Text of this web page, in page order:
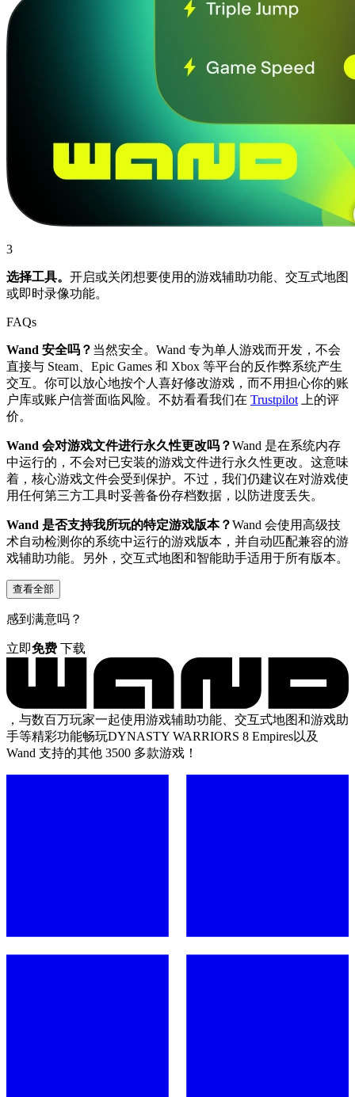
3
选择工具。 开启或关闭想要使用的游戏辅助功能、交互式地图
或即时录像功能。
FAQs
Wand 安全吗？ 当然安全。Wand 专为单人游戏而开发，不会
直接与 Steam、Epic Games 和 Xbox 等平台的反作弊系统产生
交互。你可以放心地按个人喜好修改游戏，而不用担心你的账
户库或账户信誉面临风险。不妨看看我们在 Trustpilot 上的评
价。
Wand 会对游戏文件进行永久性更改吗？Wand 是在系统内存
中运行的，不会对已安装的游戏文件进行永久性更改。这意味
着，核心游戏文件会受到保护。不过，我们仍建议在对游戏使
用任何第三方工具时妥善备份存档数据，以防进度丢失。
Wand 是否支持我所玩的特定游戏版本？Wand 会使用高级技
术自动检测你的系统中运行的游戏版本，并自动匹配兼容的游
戏辅助功能。另外，交互式地图和智能助手适用于所有版本。
查看全部
感到满意吗？
立即免费 下载
，与数百万玩家一起使用游戏辅助功能、交互式地图和游戏助
手等精彩功能畅玩DYNASTY WARRIORS 8 Empires以及
Wand 支持的其他 3500 多款游戏！